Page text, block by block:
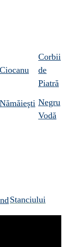
Ciocanu
Corbii
de
Piatră
Nămăieşti Negru
Vodă
Stanciului